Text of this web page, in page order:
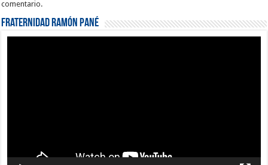
comentario.
Fraternidad Ramón Pané